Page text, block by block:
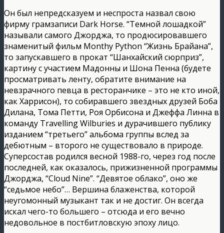
Он был непредсказуем и неспроста назвал свою
фирму грамзаписи Dark Horse. “Темной лошадкой”
называли самого Джорджа, то продюсировавшего
знаменитый фильм Monthy Python “Жизнь Брайана”,
то запускавшего в прокат “Шанхайский сюрприз”,
картину с участием Мадонны и Шона Пенна (будете
просматривать ленту, обратите внимание на
невзрачного певца в ресторанчике – это не кто иной,
как Харрисон), то собиравшего звездных друзей Боба
Дилана, Тома Петти, Роя Орбисона и Джеффа Линна в
команду Travelling Wilburies и дурачившего публику
изданием “третьего” альбома группы вслед за
дебютным – второго не существовало в природе.
Суперсостав родился весной 1988-го, через год после
последней, как оказалось, прижизненной программы
Джорджа, “Cloud Nine”. “Девятое облако”, оно же
“седьмое небо”… Вершина блаженства, которой
неугомонный музыкант так и не достиг. Он всегда
искал чего-то большего – отсюда и его вечно
недовольное в постбитловскую эпоху лицо.